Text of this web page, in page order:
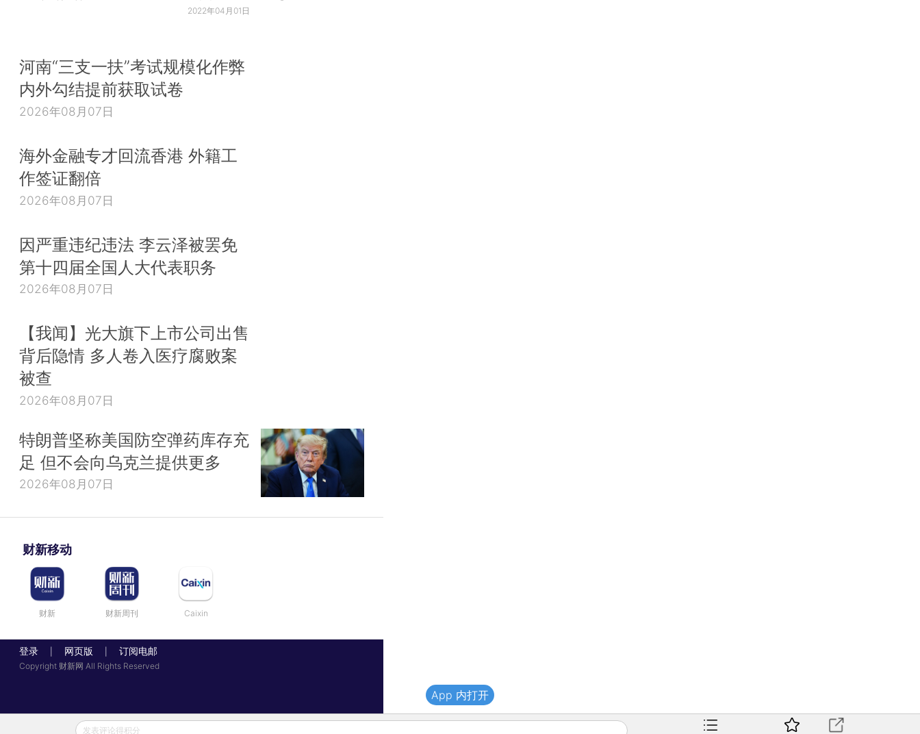
2022年04月01日
河南“三支一扶”考试规模化作弊
内外勾结提前获取试卷
2026年08月07日
海外金融专才回流香港 外籍工
作签证翻倍
2026年08月07日
因严重违纪违法 李云泽被罢免
第十四届全国人大代表职务
2026年08月07日
【我闻】光大旗下上市公司出售
背后隐情 多人卷入医疗腐败案
被查
2026年08月07日
特朗普坚称美国防空弹药库存充
足 但不会向乌克兰提供更多
2026年08月07日
财新移动
财新 财新周刊 Caixin
登录 网页版 订阅电邮
Copyright 财新网 All Rights Reserved
发表评论得积分
App 内打开